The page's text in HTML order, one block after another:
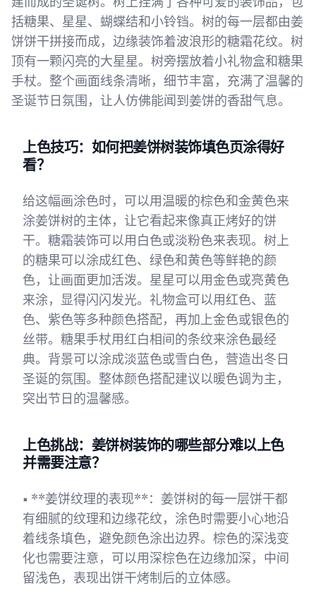
括糖果、星星、蝴蝶结和小铃铛。树的每一层都由姜
饼饼干拼接而成，边缘装饰着波浪形的糖霜花纹。树
顶有一颗闪亮的大星星。树旁摆放着小礼物盒和糖果
手杖。整个画面线条清晰，细节丰富，充满了温馨的
圣诞节日氛围，让人仿佛能闻到姜饼的香甜气息。
上色技巧：如何把姜饼树装饰填色页涂得好
看？
给这幅画涂色时，可以用温暖的棕色和金黄色来
涂姜饼树的主体，让它看起来像真正烤好的饼
干。糖霜装饰可以用白色或淡粉色来表现。树上
的糖果可以涂成红色、绿色和黄色等鲜艳的颜
色，让画面更加活泼。星星可以用金色或亮黄色
来涂，显得闪闪发光。礼物盒可以用红色、蓝
色、紫色等多种颜色搭配，再加上金色或银色的
丝带。糖果手杖用红白相间的条纹来涂色最经
典。背景可以涂成淡蓝色或雪白色，营造出冬日
圣诞的氛围。整体颜色搭配建议以暖色调为主，
突出节日的温馨感。
上色挑战：姜饼树装饰的哪些部分难以上色
并需要注意？
• **姜饼纹理的表现**：姜饼树的每一层饼干都
有细腻的纹理和边缘花纹，涂色时需要小心地沿
着线条填色，避免颜色涂出边界。棕色的深浅变
化也需要注意，可以用深棕色在边缘加深，中间
留浅色，表现出饼干烤制后的立体感。